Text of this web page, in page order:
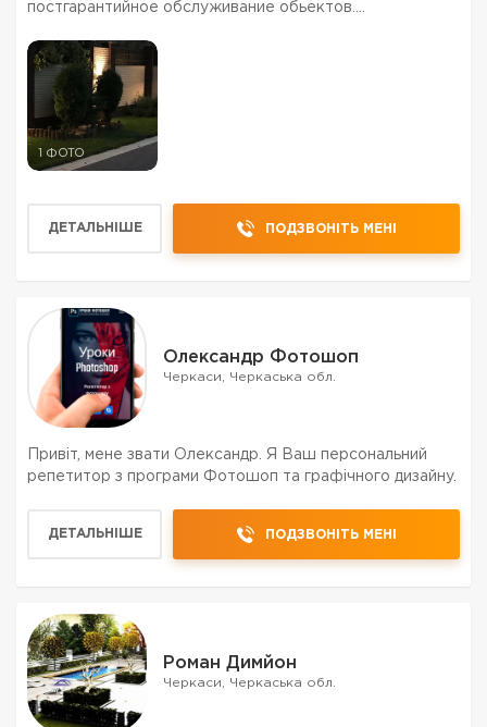
постгарантийное обслуживание обьектов.
обьектов.Работали в разных областях страны и за
рубежом.Недорого.Торг уме...
1 ФОТО
ДЕТАЛЬНІШЕ ПОДЗВОНІТЬ МЕНІ
Олександр Фотошоп
Черкаси, Черкаська обл.
Привіт, мене звати Олександр. Я Ваш персональний
репетитор з програми Фотошоп та графічного дизайну.
ДЕТАЛЬНІШЕ ПОДЗВОНІТЬ МЕНІ
Роман Димйон
Черкаси, Черкаська обл.